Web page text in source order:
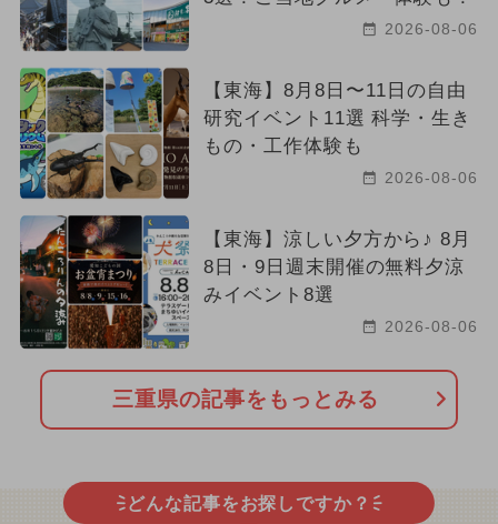
2026-08-06
【東海】8月8日〜11日の自由
研究イベント11選 科学・生き
もの・工作体験も
2026-08-06
【東海】涼しい夕方から♪ 8月
8日・9日週末開催の無料夕涼
みイベント8選
2026-08-06
三重県の記事をもっとみる
どんな記事をお探しですか？